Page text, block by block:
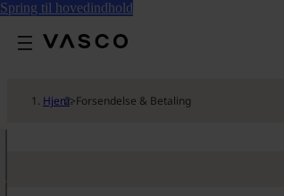
Spring til hovedindhold
Hjem>Forsendelse & Betaling